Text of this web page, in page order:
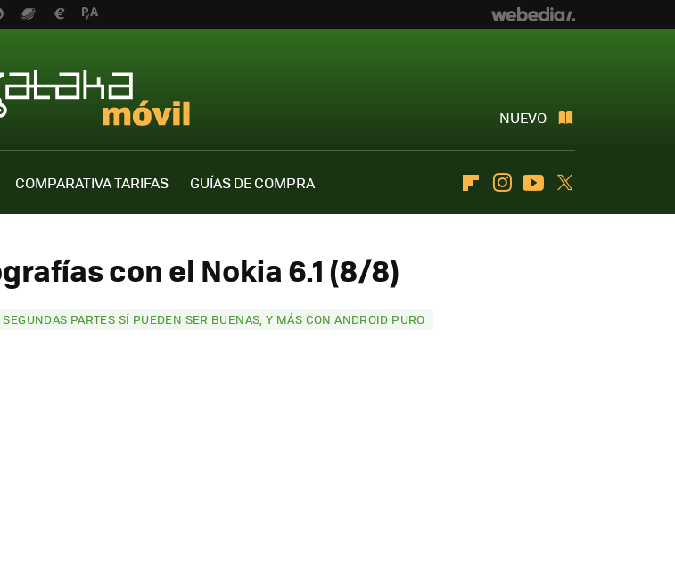
NUEVO
COMPARATIVA TARIFAS
GUÍAS DE COMPRA
FlipboardInstagramYoutube
con el Nokia 6.1 (8/8)
PARTES SÍ PUEDEN SER BUENAS, Y MÁS CON ANDROID PURO